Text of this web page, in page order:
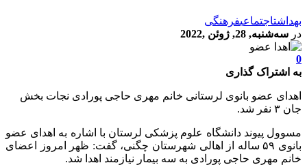
بهداشتاجتماعیفرهنگی
در سه‌شنبه, 28, ژوئن ,2022
0
به اشتراک گذاری
اهدای عضو بانوی لرستانی خانم مهری حاجی پورادی نجات بخش
جان ۳ نفر شد.
مسوول پیوند دانشگاه علوم پزشکی لرستان با اشاره به اهدای عضو
بانوی ۵۹ ساله از اهالی شهرستان چگنی، گفت: ظهر امروز اعضای
خانم مهری حاجی پورادی به سه بیمار نیازمند اهدا شد.